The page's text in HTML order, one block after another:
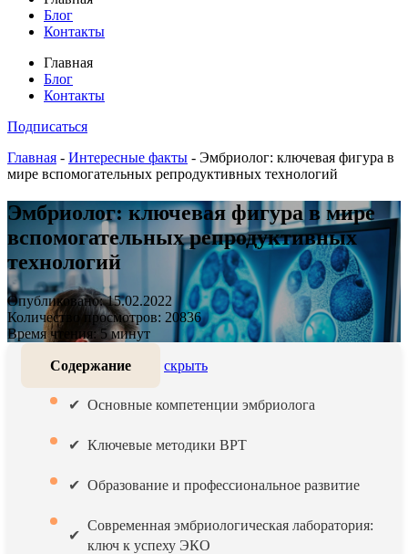
Блог
Контакты
Главная
Блог
Контакты
Подписаться
Главная - Интересные факты - Эмбриолог: ключевая фигура в
мире вспомогательных репродуктивных технологий
Эмбриолог: ключевая фигура в мире
вспомогательных репродуктивных
технологий
Опубликовано: 15.02.2022
Количество просмотров: 20836
Время чтения: 5 минут
Содержание скрыть
Основные компетенции эмбриолога
Ключевые методики ВРТ
Образование и профессиональное развитие
Современная эмбриологическая лаборатория:
ключ к успеху ЭКО